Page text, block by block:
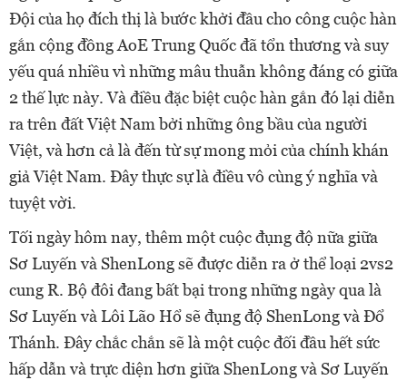
Đội của họ đích thị là bước khởi đầu cho công cuộc hàn
gắn cộng đồng AoE Trung Quốc đã tổn thương và suy
yếu quá nhiều vì những mâu thuẫn không đáng có giữa
2 thế lực này. Và điều đặc biệt cuộc hàn gắn đó lại diễn
ra trên đất Việt Nam bởi những ông bầu của người
Việt, và hơn cả là đến từ sự mong mỏi của chính khán
giả Việt Nam. Đây thực sự là điều vô cùng ý nghĩa và
tuyệt vời.
Tối ngày hôm nay, thêm một cuộc đụng độ nữa giữa
Sơ Luyến và ShenLong sẽ được diễn ra ở thể loại 2vs2
cung R. Bộ đôi đang bất bại trong những ngày qua là
Sơ Luyến và Lôi Lão Hổ sẽ đụng độ ShenLong và Đổ
Thánh. Đây chắc chắn sẽ là một cuộc đối đầu hết sức
hấp dẫn và trực diện hơn giữa ShenLong và Sơ Luyến